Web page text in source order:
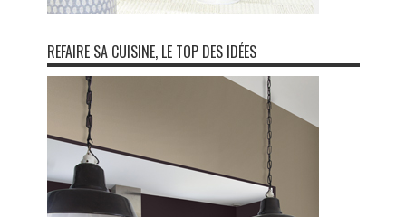
REFAIRE SA CUISINE, LE TOP DES IDÉES